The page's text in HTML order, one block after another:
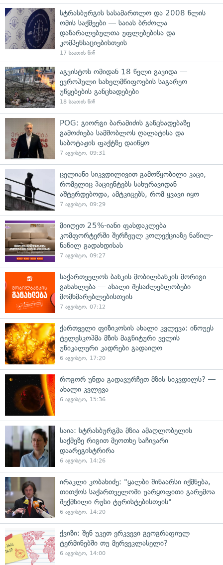
სტრასბურგის სასამართლო და 2008 წლის
ომის საქმეები — საიას ბრძოლა
დაზარალებულთა უფლებებისა და
კომპენსაციებისთვის
17 საათის წინ
აგვისტოს ომიდან 18 წელი გავიდა —
ევროპული სახელმწიფოების საგარეო
უწყებების განცხადებები
18 საათის წინ
POG: გიორგი ბარამიძის განცხადებაზე
გამოძიება სამშობლოს ღალატისა და
საბოტაჟის ფაქტზე დაიწყო
7 აგვისტო, 09:31
ცელიანი სიკვდილივით გამოწყობილი კაცი,
რომელიც პაციენტებს სახურავიდან
აშტერდებოდა, ამტკიცებს, რომ ყვავი იყო
7 აგვისტო, 09:29
მიიღეთ 25%-იანი ფასდაკლება
კომფორტერში შერჩეულ კოლექციაზე ნაწილ-
ნაწილ გადახდისას
7 აგვისტო, 09:27
საქართველოს ბანკის მობილბანკის მორიგი
განახლება — ახალი შესაძლებლობები
მომხმარებლებისთვის
7 აგვისტო, 07:12
ქართველი ფიზიკოსის ახალი კვლევა: ინოუეს
ტელესკოპმა მზის მაგნიტური ველის
უნიკალური კადრები გადაიღო
6 აგვისტო, 17:20
როგორ უნდა გადავურჩეთ მზის სიკვდილს? —
ახალი კვლევა
6 აგვისტო, 15:36
საია: სტრასბურგმა მზია ამაღლობელის
საქმეზე რიგით მეოთხე საჩივარი
დაარეგისტრირა
6 აგვისტო, 14:26
ირაკლი კობახიძე: "ყალბი შინაარსი იქმნება,
თითქოს საქართველოში უარყოფითი გარემოა
შექმნილი რუსი ტურისტებისთვის"
6 აგვისტო, 14:20
ქვიზი: შენ უკეთ ერკვევი გეოგრაფიულ
ტერმინებში თუ მერვეკლასელი?
6 აგვისტო, 14:00